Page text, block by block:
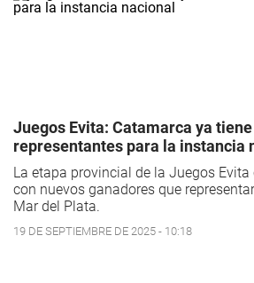
Juegos Evita: Catamarca ya
representantes para la instancia
La etapa provincial de la Juegos
con nuevos ganadores que
Mar del Plata.
19 DE SEPTIEMBRE DE 2025 - 10:18